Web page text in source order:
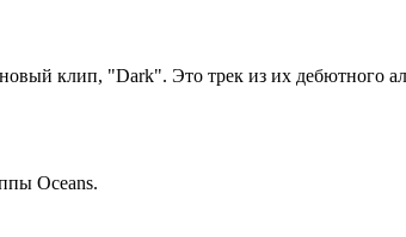
клип, "Dark". Это трек из их дебютного
Oceans.